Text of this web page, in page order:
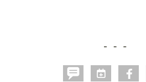
- - -